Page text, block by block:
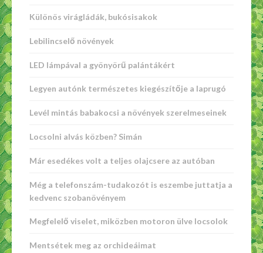
Különös virágládák, bukósisakok
Lebilincselő növények
LED lámpával a gyönyörű palántákért
Legyen autónk természetes kiegészítője a laprugó
Levél mintás babakocsi a növények szerelmeseinek
Locsolni alvás közben? Simán
Már esedékes volt a teljes olajcsere az autóban
Még a telefonszám-tudakozót is eszembe juttatja a
kedvenc szobanövényem
Megfelelő viselet, miközben motoron ülve locsolok
Mentsétek meg az orchideáimat